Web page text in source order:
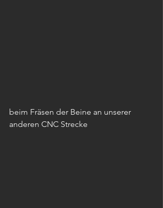
beim Fräsen der Beine an unserer
anderen CNC Strecke